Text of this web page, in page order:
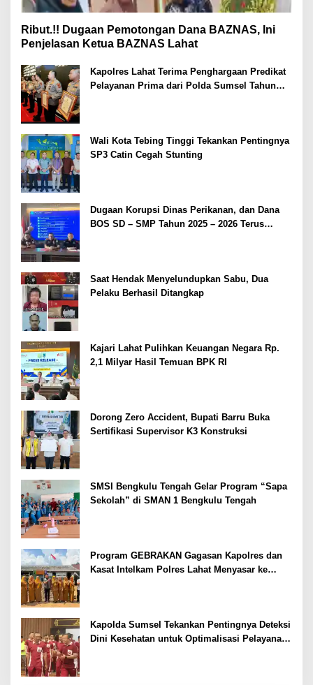
Ribut.!! Dugaan Pemotongan Dana BAZNAS, Ini
Penjelasan Ketua BAZNAS Lahat
Kapolres Lahat Terima Penghargaan Predikat
Pelayanan Prima dari Polda Sumsel Tahun
Wali Kota Tebing Tinggi Tekankan Pentingnya
SP3 Catin Cegah Stunting
Dugaan Korupsi Dinas Perikanan, dan Dana
BOS SD – SMP Tahun 2025 – 2026 Terus
Saat Hendak Menyelundupkan Sabu, Dua
Pelaku Berhasil Ditangkap
Kajari Lahat Pulihkan Keuangan Negara Rp.
2,1 Milyar Hasil Temuan BPK RI
Dorong Zero Accident, Bupati Barru Buka
Sertifikasi Supervisor K3 Konstruksi
SMSI Bengkulu Tengah Gelar Program “Sapa
Sekolah” di SMAN 1 Bengkulu Tengah
Program GEBRAKAN Gagasan Kapolres dan
Kasat Intelkam Polres Lahat Menyasar ke
Kapolda Sumsel Tekankan Pentingnya Deteksi
Dini Kesehatan untuk Optimalisasi Pelayanan